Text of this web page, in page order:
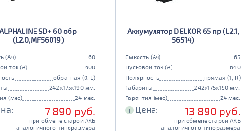
ALPHALINE SD+ 60 обр
(L2.0,MF56019)
(Ач)
60
ток (А)
600
обратная (0, L)
242x175x190 мм.
(мес)
24 мес.
7 890 руб.
при обмене старой АКБ
аналогичного типоразмера
Аккумулятор DELKOR 65 пр (L2.1,
56514)
Емкость (Ач)
65
Пусковой ток (А)
640
Полярность
прямая (1, R)
Габариты
242x175x190 мм.
Гарантия (мес)
24 мес.
i Цена: 13 890 руб.
при обмене старой АКБ
аналогичного типоразмера